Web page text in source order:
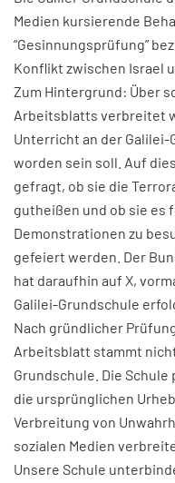
Medien kursierende
“Gesinnungsprüfung”
Konflikt zwischen Israel
Zum Hintergrund: Über
Arbeitsblatts verbreitet
Unterricht an der
worden sein soll. Auf
gefragt, ob sie die
gutheißen und ob sie es
Demonstrationen zu
gefeiert werden. Der
hat daraufhin auf X,
Galilei-Grundschule
Nach gründlicher
Arbeitsblatt stammt
Grundschule. Die
die ursprünglichen
Verbreitung von
sozialen Medien
Unsere Schule